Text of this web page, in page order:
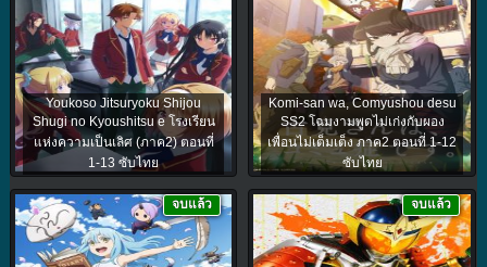
Youkoso Jitsuryoku Shijou
Shugi no Kyoushitsu e โรงเรียน
แห่งความเป็นเลิศ (ภาค2) ตอนที่
1-13 ซับไทย
Komi-san wa, Comyushou desu
SS2 โฉมงามพูดไม่เก่งกับผอง
เพื่อนไม่เต็มเต็ง ภาค2 ตอนที่ 1-12
ซับไทย
จบแล้ว จบแล้ว